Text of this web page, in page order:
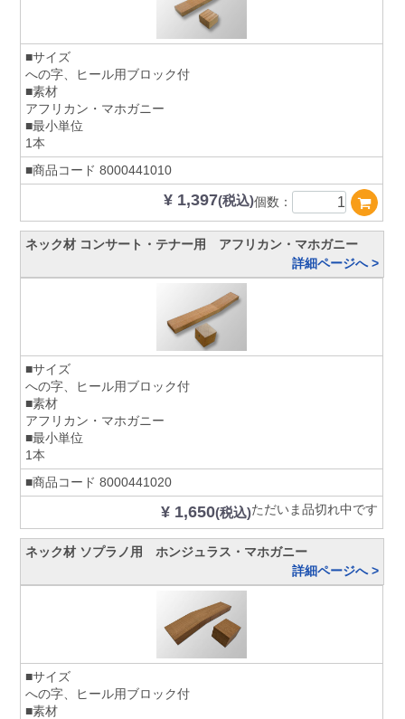
■サイズ
への字、ヒール用ブロック付
■素材
アフリカン・マホガニー
■最小単位
1本
■商品コード 8000441010
¥ 1,397(税込)個数：
ネック材 コンサート・テナー用 アフリカン・マホガニー
詳細ページへ >
■サイズ
への字、ヒール用ブロック付
■素材
アフリカン・マホガニー
■最小単位
1本
■商品コード 8000441020
¥ 1,650(税込)ただいま品切れ中です
ネック材 ソプラノ用 ホンジュラス・マホガニー
詳細ページへ >
■サイズ
への字、ヒール用ブロック付
■素材